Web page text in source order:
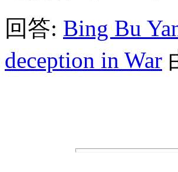
回答: Bing Bu
deception in War